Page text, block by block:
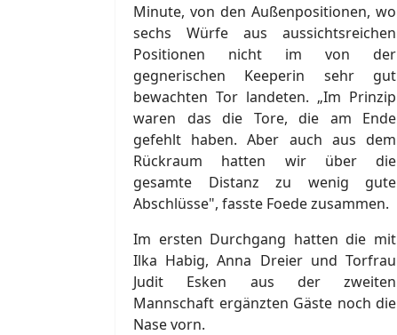
Minute, von den Außenpositionen, wo
sechs Würfe aus aussichtsreichen
Positionen nicht im von der
gegnerischen Keeperin sehr gut
bewachten Tor landeten. „Im Prinzip
waren das die Tore, die am Ende
gefehlt haben. Aber auch aus dem
Rückraum hatten wir über die
gesamte Distanz zu wenig gute
Abschlüsse", fasste Foede zusammen.
Im ersten Durchgang hatten die mit
Ilka Habig, Anna Dreier und Torfrau
Judit Esken aus der zweiten
Mannschaft ergänzten Gäste noch die
Nase vorn.